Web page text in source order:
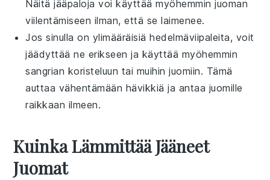
Näitä jääpaloja voi käyttää myöhemmin juoman
viilentämiseen ilman, että se laimenee.
Jos sinulla on ylimääräisiähedelmäviipaleita, voit
jäädyttää ne erikseen ja käyttää myöhemmin
sangrian koristeluun tai muihin juomiin. Tämä
auttaa vähentämään hävikkiä ja antaa juomille
raikkaan ilmeen.
Kuinka Lämmittää Jääneet
Juomat